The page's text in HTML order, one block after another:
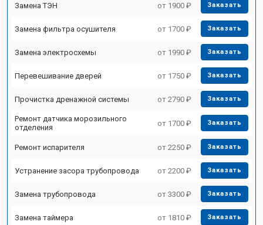
Замена ТЭН от 1900 ₽ Заказать
Замена фильтра осушителя от 1700 ₽ Заказать
Замена электросхемы от 1990 ₽ Заказать
Перевешивание дверей от 1750 ₽ Заказать
Прочистка дренажной системы от 2790 ₽ Заказать
Ремонт датчика морозильного
отделения
от 1700 ₽ Заказать
Ремонт испарителя от 2250 ₽ Заказать
Устранение засора трубопровода от 2200 ₽ Заказать
Замена трубопровода от 3300 ₽ Заказать
Замена таймера от 1810 ₽ Заказать